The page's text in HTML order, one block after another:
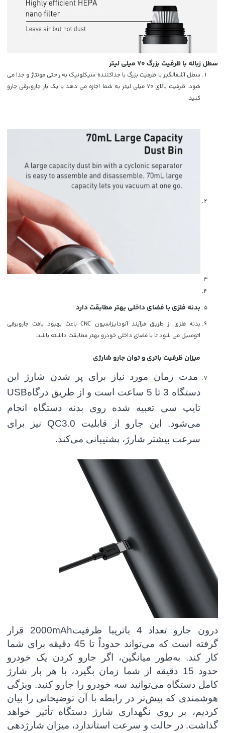
سطل زباله با ظرفیت بزرگ 70 میلی لیتر
سطل آشغالگیر با ظرفیت بزرگ با جداکننده سیکلونیک به راحتی مونتاژ و جدا می
شود. ظرفیت بالای 70 میلی لیتر به شما اجازه می دهد با یک بار جاروبرقی جارو
کنید.
بدنه فلزی با فضای داخلی بهتر مطابقت دارد
بدنه فلزی از طریق فرآیند آنودایزاسیون CNC باعث بهبود بافت جاروبرقی
اتومبیل می شود تا با فضای داخلی خودرو بهتر مطابقت داشته باشد.
میزان ظرفیت باتری و توان جارو شارژی
مدت زمان مورد نیاز برای پر شدن شارژ این
دستگاه 3 تا 5 ساعت است و از طریق درگاه
USB
تایپ سی تعبیه شده روی بدنه دستگاه انجام
می‌شود. این جارو از
قابلیت
نیز برای
سرعت بیشتر شارژ، پشتیبانی می‌کند.
درون جارو تعداد 4 باتری با ظرفیت 2000mAh
قرار
گرفته است که می‌تواند حدوداً تا 45 دقیقه
برای شما
کار کند. به‌طور میانگین، اگر جارو کردن یک خودرو
حدود 15 دقیقه از شما زمان بگیرد، با هر بار شارژ
کامل دستگاه می‌توانید سه خودرو را جارو کنید. ویژگی
هوشمندی که پیش‌تر در رابطه با آن توضیحاتی را بیان
کردیم، بر روی نگهداری شارژ دستگاه تأثیر خواهد
گذاشت. در حالت و سرعت استاندارد، میزان شارژدهی